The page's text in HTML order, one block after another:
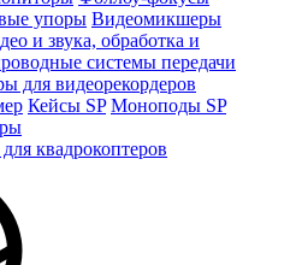
упоры Видеомикшеры
и звука, обработка и
системы передачи
для видеорекордеров
Кейсы SP Моноподы SP
квадрокоптеров